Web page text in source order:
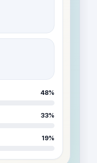
48%
33%
19%